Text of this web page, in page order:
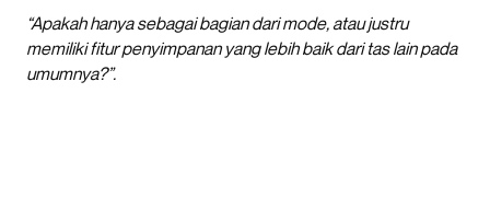
“Apakah hanya sebagai bagian dari mode, atau justru
memiliki fitur penyimpanan yang lebih baik dari tas lain pada
umumnya?”.